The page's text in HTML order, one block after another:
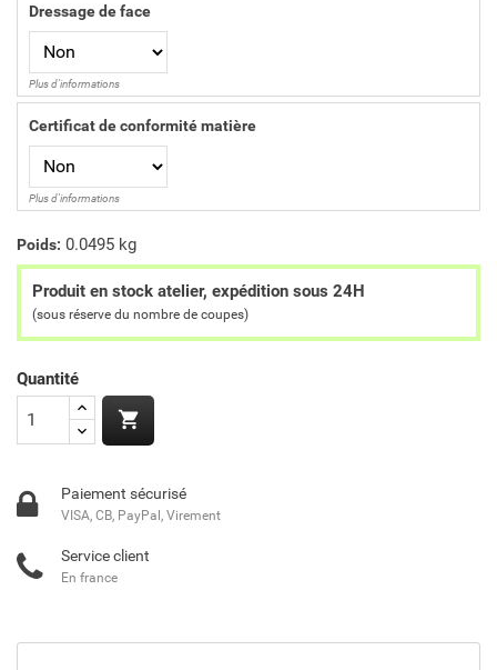
Dressage de face
Plus d'informations
Certificat de conformité matière
Plus d'informations
Poids: 0.0495 kg
Produit en stock atelier, expédition sous 24H
(sous réserve du nombre de coupes)
Quantité

Paiement sécurisé
VISA, CB, PayPal, Virement
Service client
En france